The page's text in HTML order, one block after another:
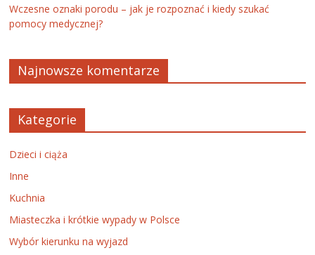
Wczesne oznaki porodu – jak je rozpoznać i kiedy szukać
pomocy medycznej?
Najnowsze komentarze
Kategorie
Dzieci i ciąża
Inne
Kuchnia
Miasteczka i krótkie wypady w Polsce
Wybór kierunku na wyjazd